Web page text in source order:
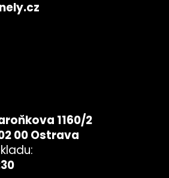
1160/2
00 Ostrava